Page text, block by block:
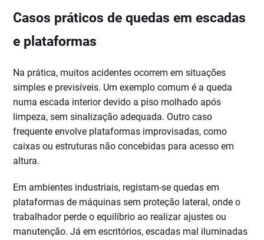
Casos práticos de quedas em escadas
e plataformas
Na prática, muitos acidentes ocorrem em situações
simples e previsíveis. Um exemplo comum é a queda
numa escada interior devido a piso molhado após
limpeza, sem sinalização adequada. Outro caso
frequente envolve plataformas improvisadas, como
caixas ou estruturas não concebidas para acesso em
altura.
Em ambientes industriais, registam-se quedas em
plataformas de máquinas sem proteção lateral, onde o
trabalhador perde o equilíbrio ao realizar ajustes ou
manutenção. Já em escritórios, escadas mal iluminadas